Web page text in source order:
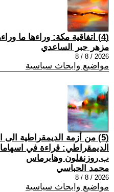
(4) اتفاقية مكة: وراءها ما وراءها
مزهر جبر الساعدي
2026 / 8 / 8
مواضيع وابحاث سياسية
(5) من أزمة الديمقراطية
الديمقراطي: قراءة في
ب.روزنفلون وهابرماس
محمد الحباسي
2026 / 8 / 8
مواضيع وابحاث سياسية